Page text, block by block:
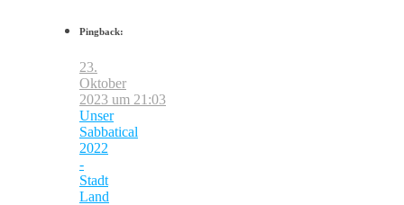
Pingback:
23.
Oktober
2023 um 21:03
Unser
Sabbatical
2022
-
Stadt
Land